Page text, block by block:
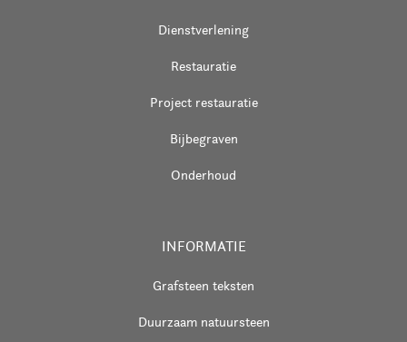
Dienstverlening
Restauratie
Project restauratie
Bijbegraven
Onderhoud
INFORMATIE
Grafsteen teksten
Duurzaam natuursteen